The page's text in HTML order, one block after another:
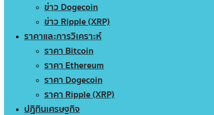
ข่าว Dogecoin
ข่าว Ripple (XRP)
ราคาและการวิเคราะห์
ราคา Bitcoin
ราคา Ethereum
ราคา Dogecoin
ราคา Ripple (XRP)
ปฏิทินเศรษฐกิจ